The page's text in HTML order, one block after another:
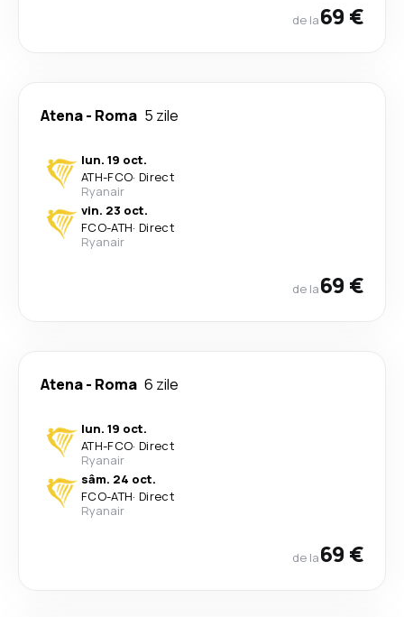
de la69 €
Atena- Roma 5 zile
lun. 19 oct.
ATH-FCO· Direct
Ryanair
vin. 23 oct.
FCO-ATH· Direct
Ryanair
de la69 €
Atena- Roma 6 zile
lun. 19 oct.
ATH-FCO· Direct
Ryanair
sâm. 24 oct.
FCO-ATH· Direct
Ryanair
de la69 €